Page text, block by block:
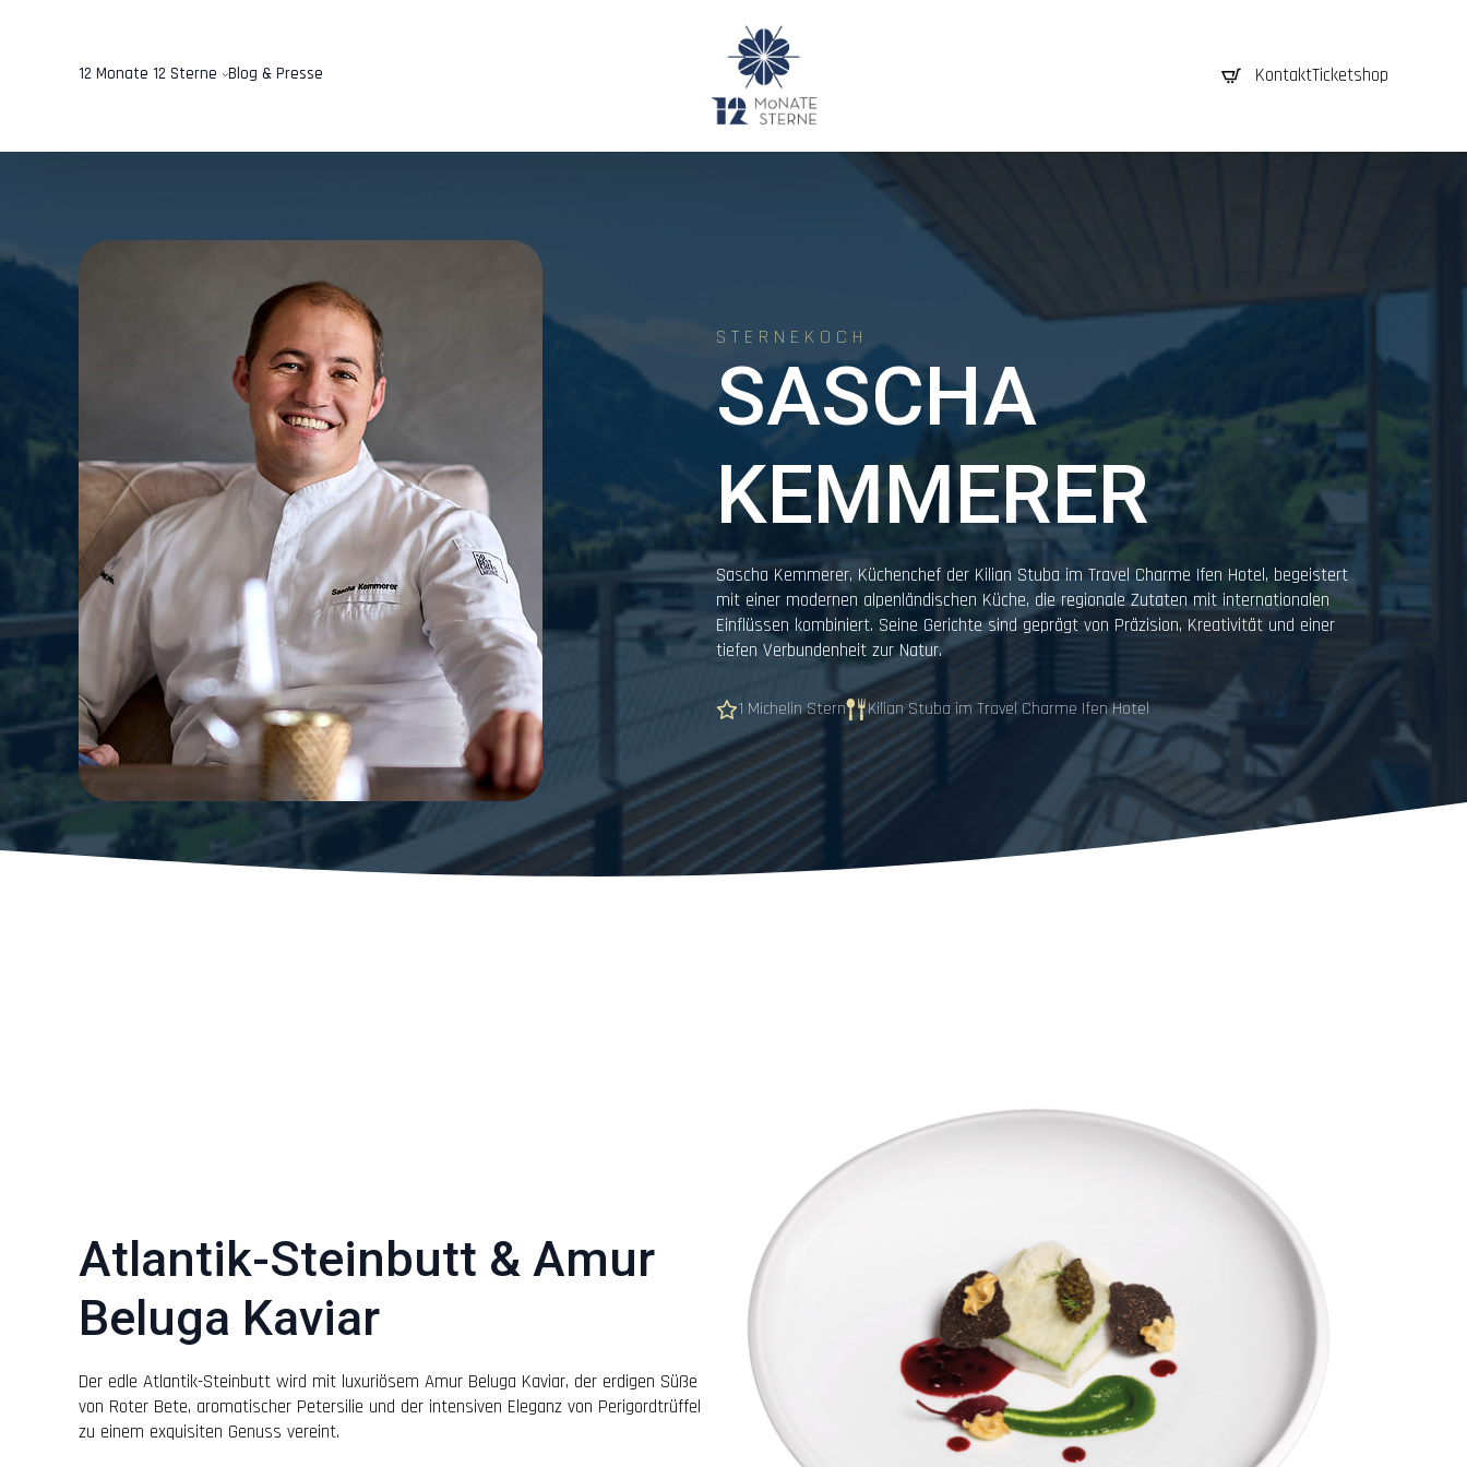
12 Monate 12 Sterne Blog & Presse KontaktTicketshop
STERNEKOCH
SASCHA
KEMMERER
Sascha Kemmerer, Küchenchef der Kilian Stuba im Travel Charme Ifen Hotel, begeistert
mit einer modernen alpenländischen Küche, die regionale Zutaten mit internationalen
Einflüssen kombiniert. Seine Gerichte sind geprägt von Präzision, Kreativität und einer
tiefen Verbundenheit zur Natur.
1 Michelin Stern Kilian Stuba im Travel Charme Ifen Hotel
Atlantik-Steinbutt & Amur
Beluga Kaviar
Der edle Atlantik-Steinbutt wird mit luxuriösem Amur Beluga Kaviar, der erdigen Süße
von Roter Bete, aromatischer Petersilie und der intensiven Eleganz von Perigordtrüffel
zu einem exquisiten Genuss vereint.